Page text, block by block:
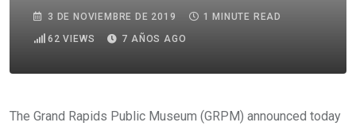
3 DE NOVIEMBRE DE 2019
1 MINUTE READ
62 VIEWS 7 AÑOS AGO
The Grand Rapids Public Museum (GRPM) announced today